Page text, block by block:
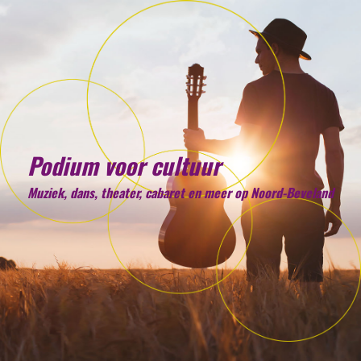
Podium voor cultuur
Muziek, dans, theater, cabaret en meer op Noord-Beveland